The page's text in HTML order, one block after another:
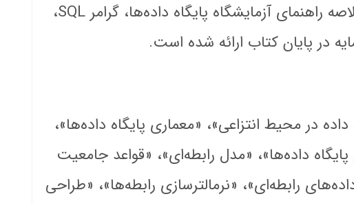
راهنمای آزمایشگاه پایگاه داده‌ها، گرامرSQL،
در پایان کتاب ارائه شده است.
داده در محیط انتزاعی»، «معماری پایگاه داده‌ها»،
داده‌ها»، «مدل رابطه‌ای»، «قواعد جامعیت
رابطه‌ای»، «نرمالترسازی رابطه‌ها»، «طراحی